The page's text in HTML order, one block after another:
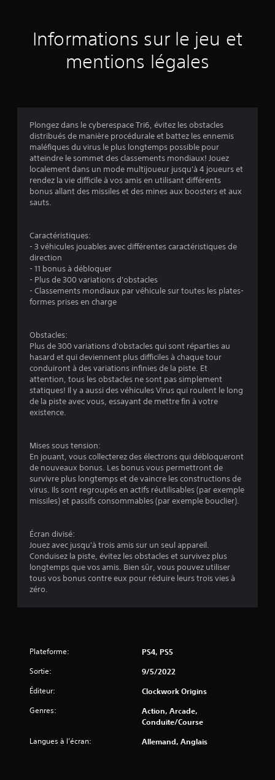
r
v
l
u
o
Informations sur le jeu et
mentions légales
Plongez dans le cyberespace Tri6, évitez les obstacles
distribués de manière procédurale et battez les ennemis
maléfiques du virus le plus longtemps possible pour
atteindre le sommet des classements mondiaux! Jouez
localement dans un mode multijoueur jusqu'à 4 joueurs et
rendez la vie difficile à vos amis en utilisant différents
bonus allant des missiles et des mines aux boosters et aux
sauts.
Caractéristiques:
- 3 véhicules jouables avec différentes caractéristiques de
direction
- 11 bonus à débloquer
- Plus de 300 variations d'obstacles
- Classements mondiaux par véhicule sur toutes les plates-
formes prises en charge
Obstacles:
Plus de 300 variations d'obstacles qui sont réparties au
hasard et qui deviennent plus difficiles à chaque tour
conduiront à des variations infinies de la piste. Et
attention, tous les obstacles ne sont pas simplement
statiques! Il y a aussi des véhicules Virus qui roulent le long
de la piste avec vous, essayant de mettre fin à votre
existence.
Mises sous tension:
En jouant, vous collecterez des électrons qui débloqueront
de nouveaux bonus. Les bonus vous permettront de
survivre plus longtemps et de vaincre les constructions de
virus. Ils sont regroupés en actifs réutilisables (par exemple
missiles) et passifs consommables (par exemple bouclier).
Écran divisé:
Jouez avec jusqu'à trois amis sur un seul appareil.
Conduisez la piste, évitez les obstacles et survivez plus
longtemps que vos amis. Bien sûr, vous pouvez utiliser
tous vos bonus contre eux pour réduire leurs trois vies à
zéro.
Plateforme: PS4, PS5
Sortie: 9/5/2022
Éditeur: Clockwork Origins
Genres:
Action, Arcade,
Conduite/course
Langues à l’écran: Allemand, Anglais